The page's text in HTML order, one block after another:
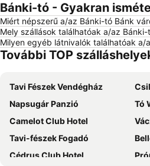
Bánki-tó - Gyakran
Miért népszerű a/az Bánki-tó Bánk
Mely szállások találhatóak a/az
Milyen egyéb látnivalók találhatóak a/
További TOP
Tavi Fészek Vendégház
Napsugár Panzió
Tó
Camelot Club Hotel
Tavi-fészek Fogadó
Cédrus Club Hotel